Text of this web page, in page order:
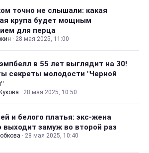
точно не слышали: какая
крупа будет мощным
для перца
· 28 мая 2025, 11:00
в 55 лет выглядит на 30!
секреты молодости "Черной
· 28 мая 2025, 10:50
и белого платья: экс-жена
выходит замуж во второй раз
· 28 мая 2025, 10:40